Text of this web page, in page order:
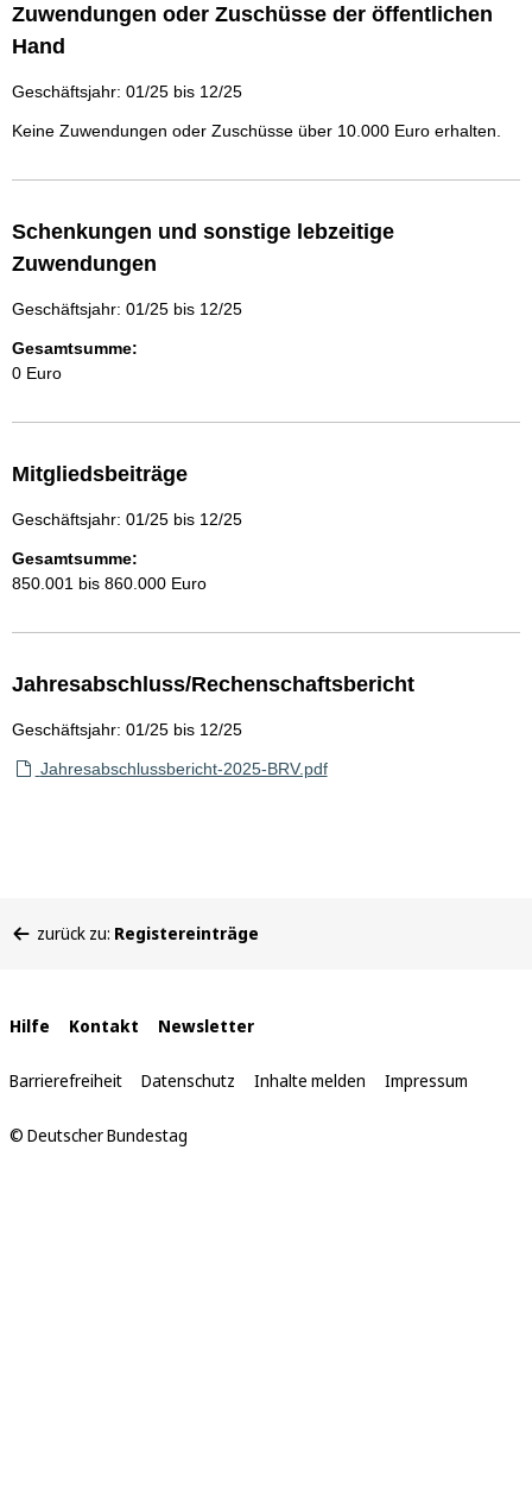
Zuwendungen oder Zuschüsse der öffentlichen
Hand
Geschäftsjahr: 01/25 bis 12/25
Keine Zuwendungen oder Zuschüsse über 10.000 Euro erhalten.
Schenkungen und sonstige lebzeitige
Zuwendungen
Geschäftsjahr: 01/25 bis 12/25
Gesamtsumme:
0 Euro
Mitgliedsbeiträge
Geschäftsjahr: 01/25 bis 12/25
Gesamtsumme:
850.001 bis 860.000 Euro
Jahresabschluss/Rechenschaftsbericht
Geschäftsjahr: 01/25 bis 12/25
Jahresabschlussbericht-2025-BRV.pdf
befinden
zurück zu: Registereinträge
Interne
Links
Hilfe Kontakt Newsletter
Barrierefreiheit Datenschutz Inhalte melden Impressum
© Deutscher Bundestag